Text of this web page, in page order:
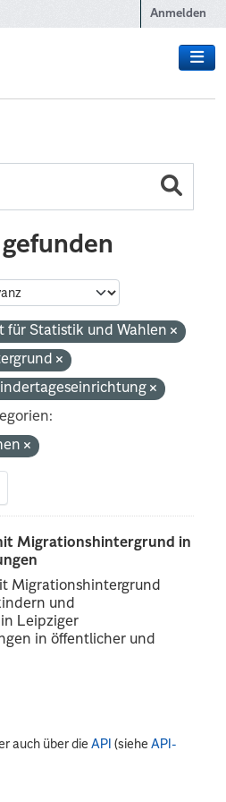
Anmelden
für Statistik und Wahlen
Migrationshintergrund in
Migrationshintergrund
und
Leipziger
in öffentlicher und
auch über dieAPI (sieheAPI-